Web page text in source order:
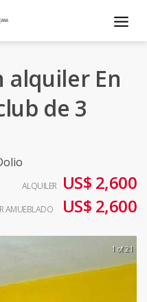
alquiler En
de 3
ALQUILER US$ 2,600
AMUEBLADO US$ 2,600
1 of 21